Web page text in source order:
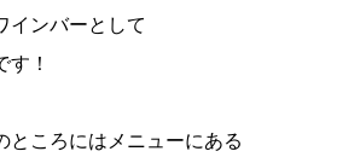
インバーとして
！
ところにはメニューにある